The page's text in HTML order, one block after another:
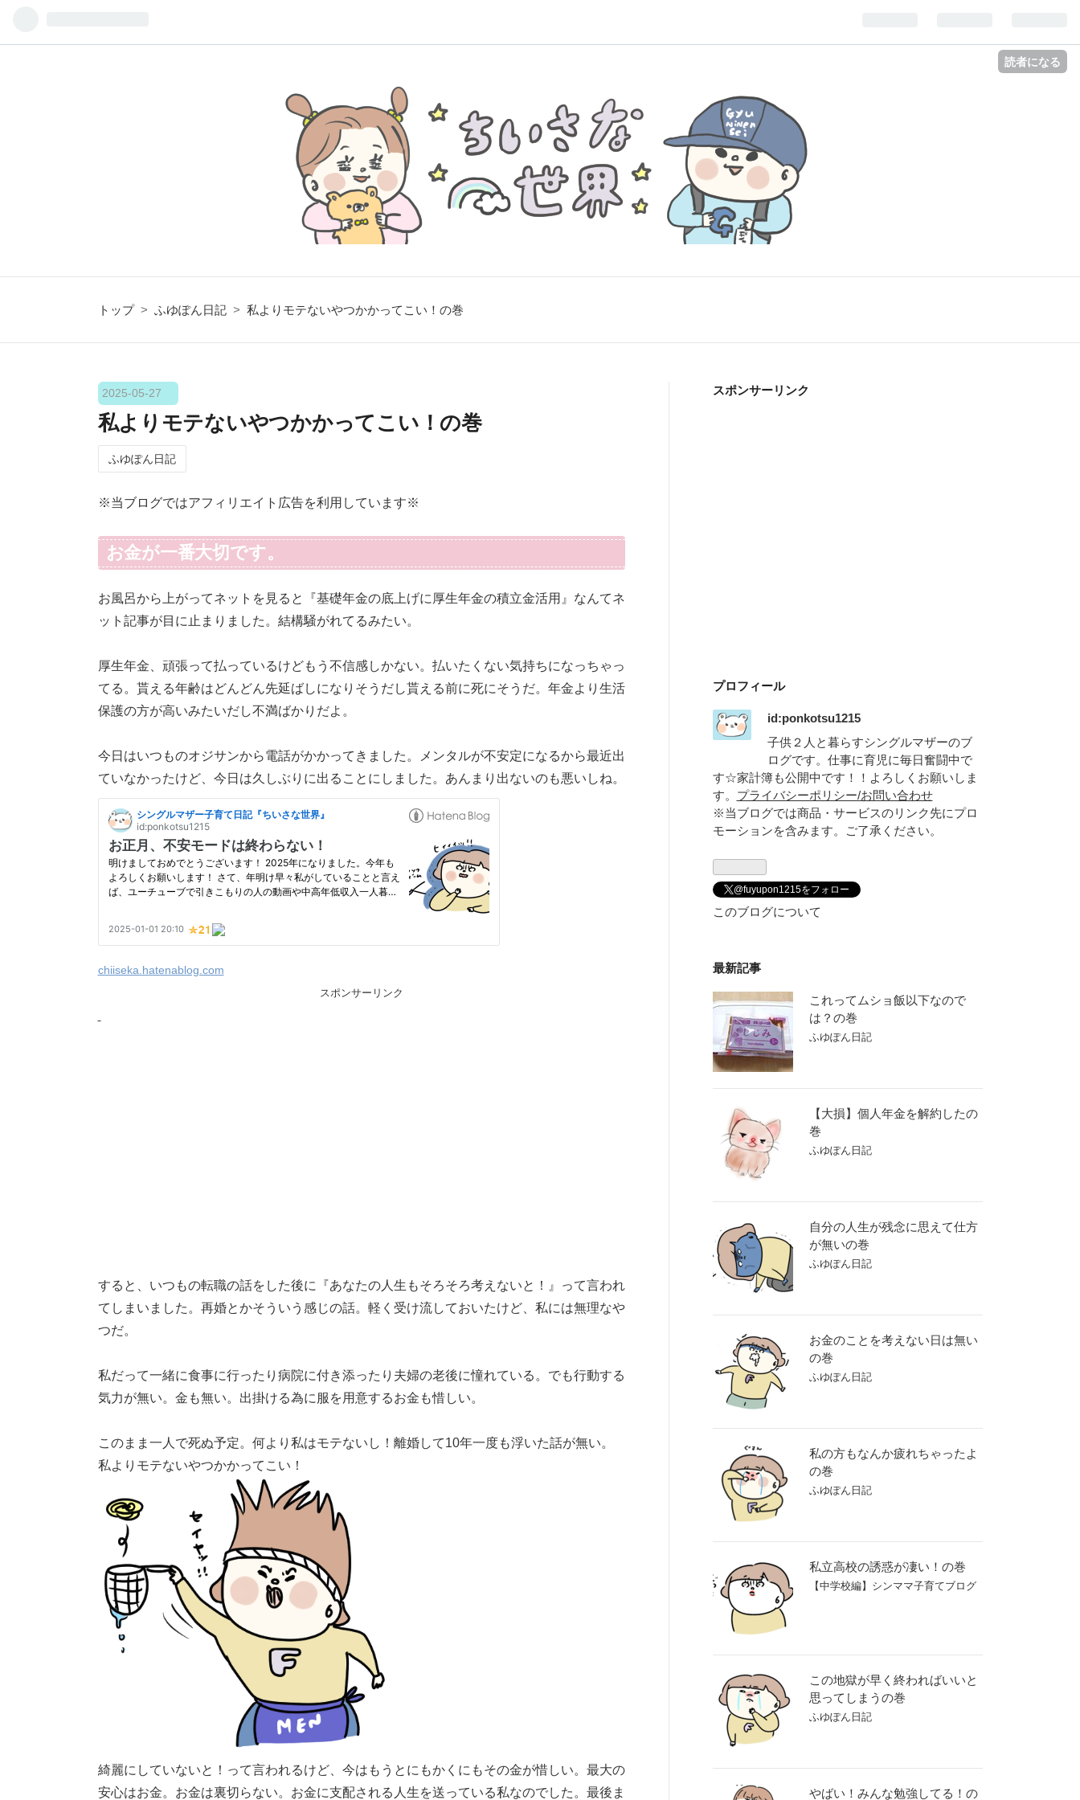
読者になる
トップ > ふゆぽん日記 > 私よりモテないやつかかってこい！の巻
2025-05-27
私よりモテないやつかかってこい！の巻
ふゆぽん日記
※当ブログではアフィリエイト広告を利用しています※
お金が一番大切です。
お風呂から上がってネットを見ると『基礎年金の底上げに厚生年金の積立金活用』なんてネ
ット記事が目に止まりました。結構騒がれてるみたい。
厚生年金、頑張って払っているけどもう不信感しかない。払いたくない気持ちになっちゃっ
てる。貰える年齢はどんどん先延ばしになりそうだし貰える前に死にそうだ。年金より生活
保護の方が高いみたいだし不満ばかりだよ。
今日はいつものオジサンから電話がかかってきました。メンタルが不安定になるから最近出
ていなかったけど、今日は久しぶりに出ることにしました。あんまり出ないのも悪いしね。
chiiseka.hatenablog.com
スポンサーリンク
すると、いつもの転職の話をした後に『あなたの人生もそろそろ考えないと！』って言われ
てしまいました。再婚とかそういう感じの話。軽く受け流しておいたけど、私には無理なや
つだ。
私だって一緒に食事に行ったり病院に付き添ったり夫婦の老後に憧れている。でも行動する
気力が無い。金も無い。出掛ける為に服を用意するお金も惜しい。
このまま一人で死ぬ予定。何より私はモテないし！離婚して10年一度も浮いた話が無い。
私よりモテないやつかかってこい！
綺麗にしていないと！って言われるけど、今はもうとにもかくにもその金が惜しい。最大の
安心はお金。お金は裏切らない。お金に支配される人生を送っている私なのでした。最後ま
スポンサーリンク
プロフィール
id:ponkotsu1215
子供２人と暮らすシングルマザーのブ
ログです。仕事に育児に毎日奮闘中で
す☆家計簿も公開中です！！よろしくお願いしま
す。 プライバシーポリシー/お問い合わせ
※当ブログでは商品・サービスのリンク先にプロ
モーションを含みます。ご了承ください。
@fuyupon1215をフォロー
このブログについて
最新記事
これってムショ飯以下なので
は？の巻
ふゆぽん日記
【大損】個人年金を解約したの
巻
ふゆぽん日記
自分の人生が残念に思えて仕方
が無いの巻
ふゆぽん日記
お金のことを考えない日は無い
の巻
ふゆぽん日記
私の方もなんか疲れちゃったよ
の巻
ふゆぽん日記
私立高校の誘惑が凄い！の巻
【中学校編】シンママ子育てブログ
この地獄が早く終わればいいと
思ってしまうの巻
ふゆぽん日記
やばい！みんな勉強してる！の